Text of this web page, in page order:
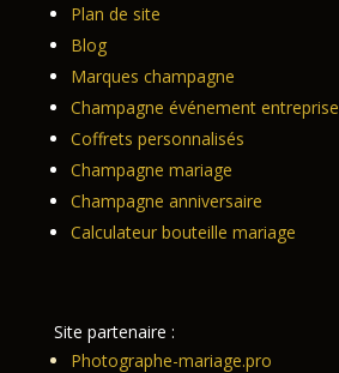
Plan de site
Blog
Marques champagne
Champagne événement entreprise
Coffrets personnalisés
Champagne mariage
Champagne anniversaire
Calculateur bouteille mariage
Site partenaire :
Photographe-mariage.pro